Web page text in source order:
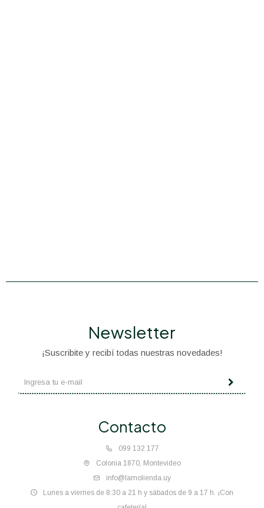
Contacto
099 132 177
Colonia 1870, Montevideo
info@lamolienda.uy
Lunes a viernes de 8:30 a 21 h y sábados de 9 a 17 h. ¡Con
Newsletter
¡Suscribite y recibí todas nuestras novedades!